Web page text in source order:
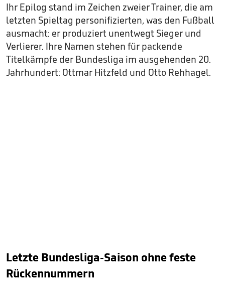
Ihr Epilog stand im Zeichen zweier Trainer, die am
letzten Spieltag personifizierten, was den Fußball
ausmacht: er produziert unentwegt Sieger und
Verlierer. Ihre Namen stehen für packende
Titelkämpfe der Bundesliga im ausgehenden 20.
Jahrhundert: Ottmar Hitzfeld und Otto Rehhagel.
Letzte Bundesliga-Saison ohne feste
Rückennummern